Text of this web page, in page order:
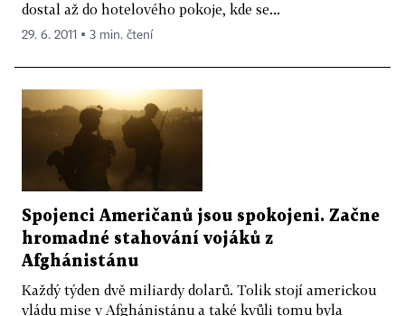
dostal až do hotelového pokoje, kde se...
29. 6. 2011 ▪ 3 min. čtení
Spojenci Američanů jsou spokojeni. Začne
hromadné stahování vojáků z
Afghánistánu
Každý týden dvě miliardy dolarů. Tolik stojí americkou
vládu mise v Afghánistánu a také kvůli tomu byla